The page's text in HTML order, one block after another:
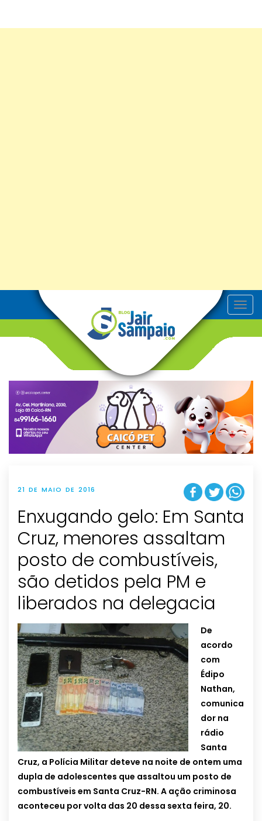
T
o
v
g
t
i
o
n
21 DE MAIO DE 2016
Enxugando gelo: Em Santa
Cruz, menores assaltam
posto de combustíveis,
são detidos pela PM e
liberados na delegacia
De
acordo
com
Édipo
Nathan,
comunica
dor na
rádio
Santa
Cruz, a Polícia Militar deteve na noite de ontem uma
dupla de adolescentes que assaltou um posto de
combustíveis em Santa Cruz-RN. A ação criminosa
aconteceu por volta das 20 dessa sexta feira, 20.